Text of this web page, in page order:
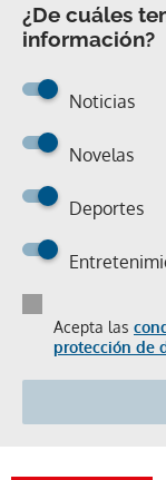
¿De cuáles
información?
Noticias
Novelas
Deportes
Acepta las
protección de